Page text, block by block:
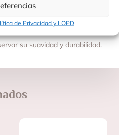
de Privacidad y LOPD
su suavidad y durabilidad.